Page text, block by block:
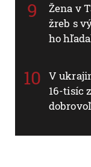
Žena v
žreb s
ho
V
16-tisíc